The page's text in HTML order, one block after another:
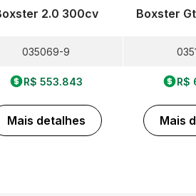
2.0 300cv
035069-9
R$ 553.843
Mais detalhes
Boxster
R$
Mais